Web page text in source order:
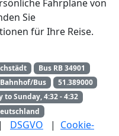
Fahrpläne von
Sie
für Ihre Reise.
Bus RB 34901
Bahnhof/Bus
51.389000
to Sunday, 4:32 - 4:32
DSGVO | Cookie-